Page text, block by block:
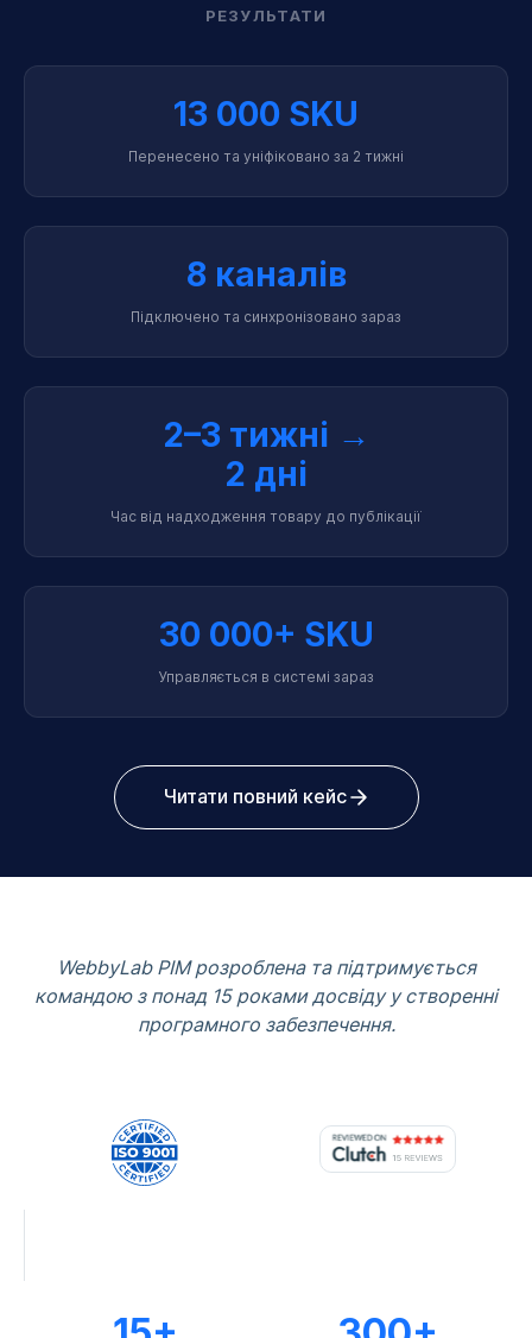
РЕЗУЛЬТАТИ
13 000 SKU
Перенесено та уніфіковано за 2 тижні
8 каналів
Підключено та синхронізовано зараз
2–3 тижні →
2 дні
Час від надходження товару до публікації
30 000+ SKU
Управляється в системі зараз
Читати повний кейс
WebbyLab PIM розроблена та підтримується
командою з понад 15 роками досвіду у створенні
програмного забезпечення.